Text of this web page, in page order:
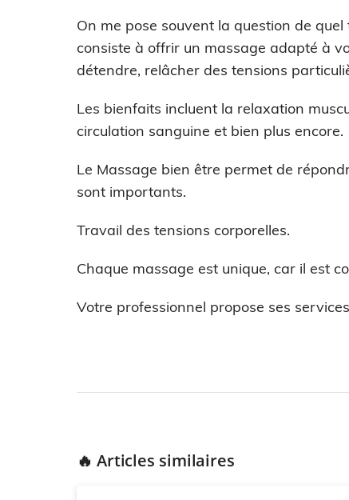
On me pose souvent la question de
consiste à offrir un massage adapté à
détendre, relâcher des tensions
Les bienfaits incluent la relaxation
circulation sanguine et bien plus encore.
Le Massage bien être permet de
sont importants.
Travail des tensions corporelles.
Chaque massage est unique, car il est
Votre professionnel propose ses
🔥 Articles similaires